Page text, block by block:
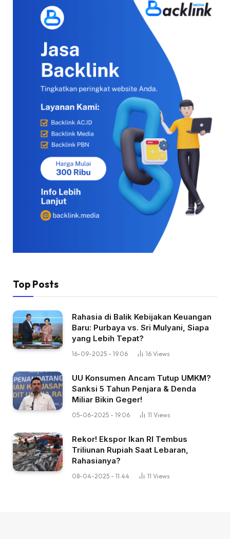
Top Posts
Rahasia di Balik Kebijakan Keuangan
Baru: Purbaya vs. Sri Mulyani, Siapa
yang Lebih Tepat?
16-09-2025 - 19.06 16 Views
UU Konsumen Ancam Tutup UMKM?
Sanksi 5 Tahun Penjara & Denda
Miliar Bikin Geger!
05-06-2025 - 19.06 11 Views
Rekor! Ekspor Ikan RI Tembus
Triliunan Rupiah Saat Lebaran,
Rahasianya?
08-04-2025 - 11.44 11 Views